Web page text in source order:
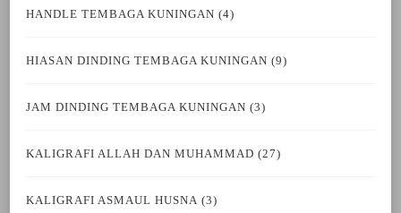
HANDLE TEMBAGA KUNINGAN (4)
HIASAN DINDING TEMBAGA KUNINGAN (9)
JAM DINDING TEMBAGA KUNINGAN (3)
KALIGRAFI ALLAH DAN MUHAMMAD (27)
KALIGRAFI ASMAUL HUSNA (3)